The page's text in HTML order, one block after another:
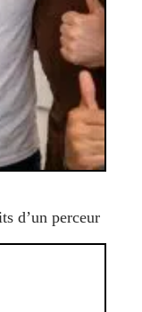
d’un perceur